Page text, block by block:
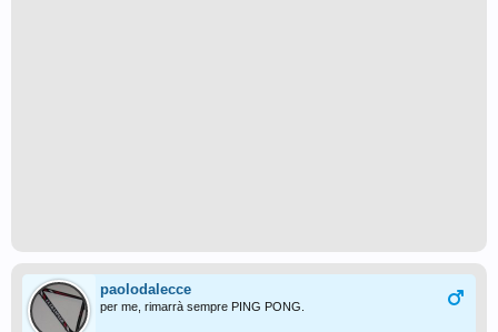
paolodalecce
per me, rimarrà sempre PING PONG.